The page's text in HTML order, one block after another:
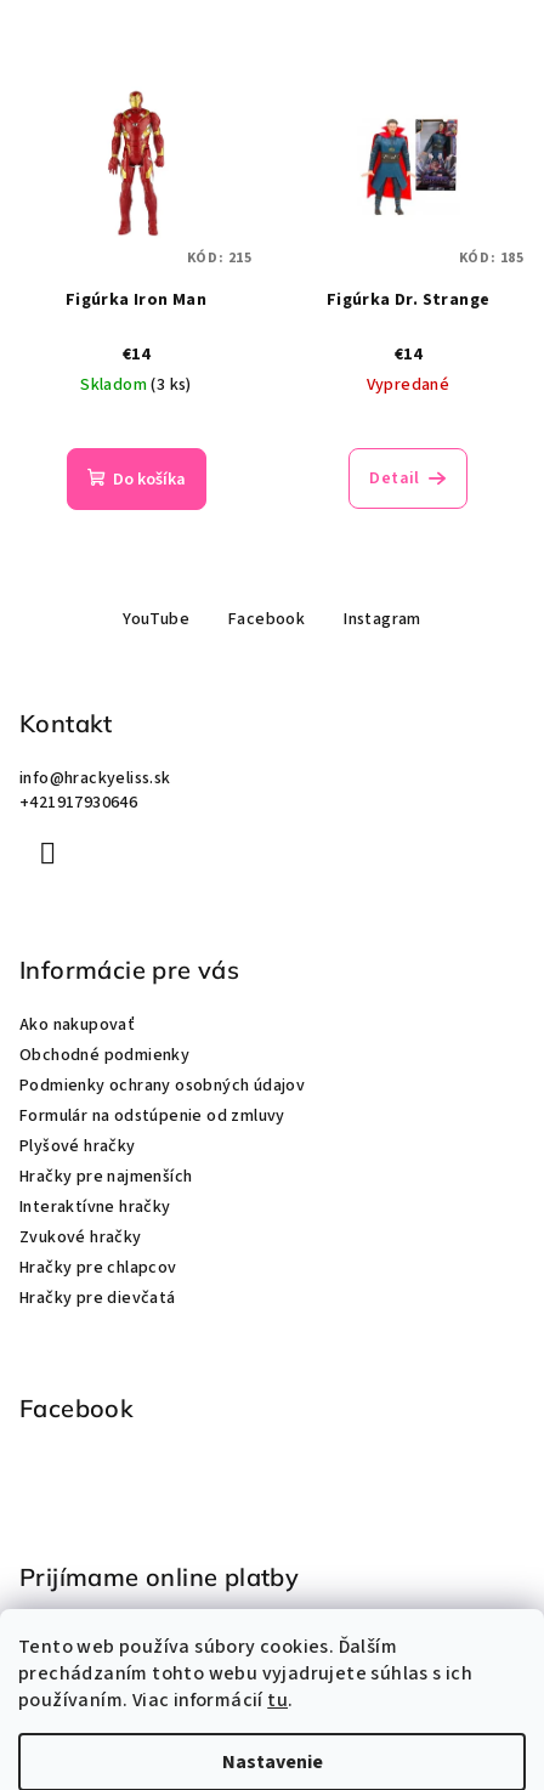
Tento web používa súbory cookies. Ďalším
prechádzaním tohto webu vyjadrujete súhlas s ich
používaním. Viac informáciítu.
Nastavenie
Figúrka Iron Man
€14
Skladom(3 ks)
Do košíka
KÓD: 215
Figúrka Dr. Strange
€14
Vypredané
Detail
KÓD: 185
YouTube Facebook Instagram
Kontakt
info@hrackyeliss.sk
+421917930646
Informácie pre vás
Ako nakupovať
Obchodné podmienky
Podmienky ochrany osobných údajov
Formulár na odstúpenie od zmluvy
Plyšové hračky
Hračky pre najmenších
Interaktívne hračky
Zvukové hračky
Hračky pre chlapcov
Hračky pre dievčatá
Facebook
Prijímame online platby
Copyright 2026Hračky Eliss. Všetky práva vyhradené.